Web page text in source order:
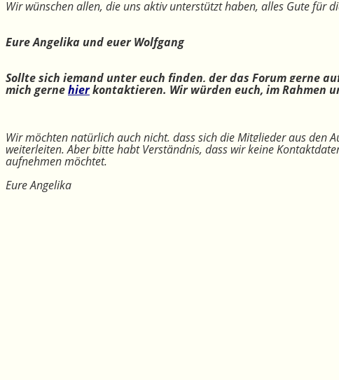
Wir wünschen allen, die uns aktiv unterstützt haben, alles Gute für
Eure Angelika und euer Wolfgang
Sollte sich jemand unter euch finden, der das Forum gerne
mich gernehierkontaktieren. Wir würden euch, im Rahmen
Wir möchten natürlich auch nicht, dass sich die Mitglieder aus den
weiterleiten. Aber bitte habt Verständnis, dass wir keine
aufnehmen möchtet.
Eure Angelika